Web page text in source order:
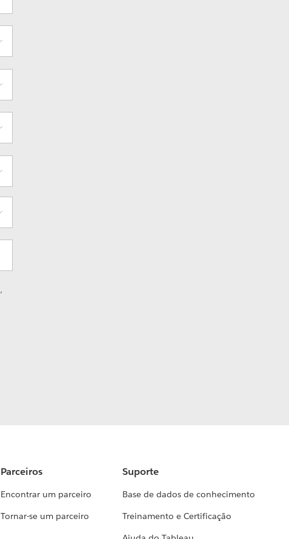
Parceiros
Encontrar um parceiro
Tornar-se um parceiro
Suporte
Base de dados de conhecimento
Treinamento e Certificação